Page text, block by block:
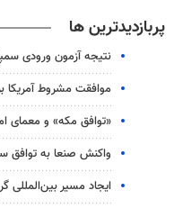
پربازدیدترین ها
نتیجه آزمون ورودی سمپاد سال
موافقت مشروط آمریکا
«توافق مکه» و معمای
واکنش صنعا به توافق
ایجاد مسیر بین‌المللی